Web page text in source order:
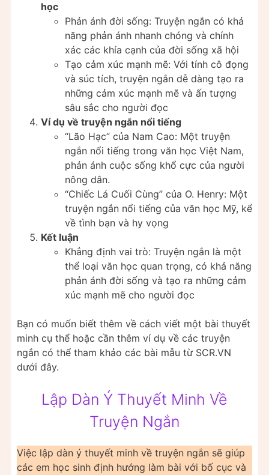
học
Phản ánh đời sống: Truyện ngắn có khả
năng phản ánh nhanh chóng và chính
xác các khía cạnh của đời sống xã hội
Tạo cảm xúc mạnh mẽ: Với tính cô đọng
và súc tích, truyện ngắn dễ dàng tạo ra
những cảm xúc mạnh mẽ và ấn tượng
sâu sắc cho người đọc
Ví dụ về truyện ngắn nổi tiếng
“Lão Hạc” của Nam Cao: Một truyện
ngắn nổi tiếng trong văn học Việt Nam,
phản ánh cuộc sống khổ cực của người
nông dân.
“Chiếc Lá Cuối Cùng” của O. Henry: Một
truyện ngắn nổi tiếng của văn học Mỹ, kể
về tình bạn và hy vọng
Kết luận
Khẳng định vai trò: Truyện ngắn là một
thể loại văn học quan trọng, có khả năng
phản ánh đời sống và tạo ra những cảm
xúc mạnh mẽ cho người đọc
Bạn có muốn biết thêm về cách viết một bài thuyết
minh cụ thể hoặc cần thêm ví dụ về các truyện
ngắn có thể tham khảo các bài mẫu từ SCR.VN
dưới đây.
Lập Dàn Ý Thuyết Minh Về
Truyện Ngắn
Việc lập dàn ý thuyết minh về truyện ngắn sẽ giúp
các em học sinh định hướng làm bài với bố cục và